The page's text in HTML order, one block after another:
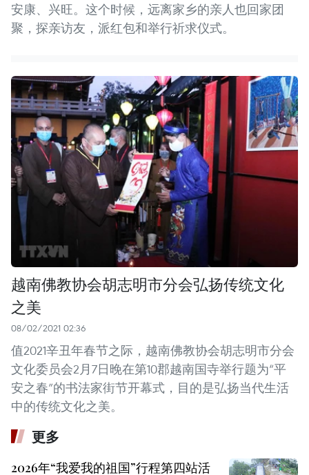
安康、兴旺。这个时候，远离家乡的亲人也回家团
聚，探亲访友，派红包和举行祈求仪式。
越南佛教协会胡志明市分会弘扬传统文化
之美
08/02/2021 02:36
值2021辛丑年春节之际，越南佛教协会胡志明市分会
文化委员会2月7日晚在第10郡越南国寺举行题为“平
安之春”的书法家街节开幕式，目的是弘扬当代生活
中的传统文化之美。
更多
2026年“我爱我的祖国”行程第四站活